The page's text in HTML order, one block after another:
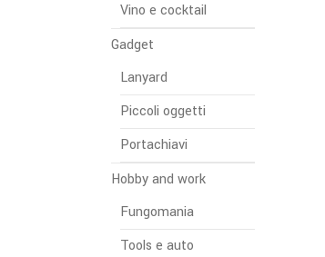
Vino e cocktail
Gadget
Lanyard
Piccoli oggetti
Portachiavi
Hobby and work
Fungomania
Tools e auto